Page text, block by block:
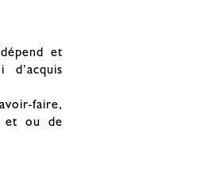
et
faire,
et ou de